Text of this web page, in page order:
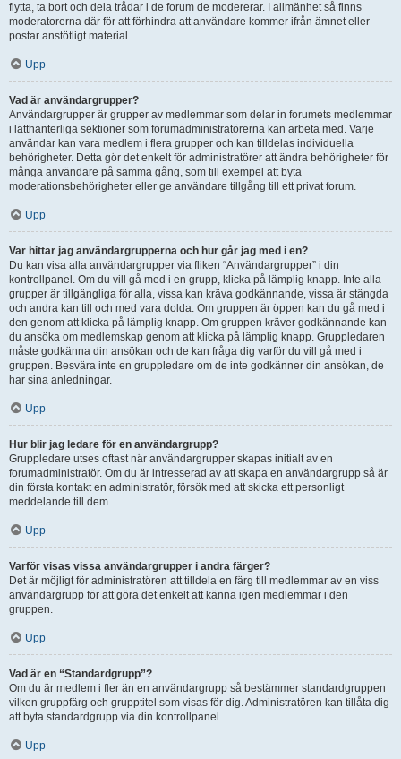
flytta, ta bort och dela trådar i de forum de modererar. I allmänhet så finns
moderatorerna där för att förhindra att användare kommer ifrån ämnet eller
postar anstötligt material.
Upp
Vad är användargrupper?
Användargrupper är grupper av medlemmar som delar in forumets medlemmar
i lätthanterliga sektioner som forumadministratörerna kan arbeta med. Varje
användar kan vara medlem i flera grupper och kan tilldelas individuella
behörigheter. Detta gör det enkelt för administratörer att ändra behörigheter för
många användare på samma gång, som till exempel att byta
moderationsbehörigheter eller ge användare tillgång till ett privat forum.
Upp
Var hittar jag användargrupperna och hur går jag med i en?
Du kan visa alla användargrupper via fliken “Användargrupper” i din
kontrollpanel. Om du vill gå med i en grupp, klicka på lämplig knapp. Inte alla
grupper är tillgängliga för alla, vissa kan kräva godkännande, vissa är stängda
och andra kan till och med vara dolda. Om gruppen är öppen kan du gå med i
den genom att klicka på lämplig knapp. Om gruppen kräver godkännande kan
du ansöka om medlemskap genom att klicka på lämplig knapp. Gruppledaren
måste godkänna din ansökan och de kan fråga dig varför du vill gå med i
gruppen. Besvära inte en gruppledare om de inte godkänner din ansökan, de
har sina anledningar.
Upp
Hur blir jag ledare för en användargrupp?
Gruppledare utses oftast när användargrupper skapas initialt av en
forumadministratör. Om du är intresserad av att skapa en användargrupp så är
din första kontakt en administratör, försök med att skicka ett personligt
meddelande till dem.
Upp
Varför visas vissa användargrupper i andra färger?
Det är möjligt för administratören att tilldela en färg till medlemmar av en viss
användargrupp för att göra det enkelt att känna igen medlemmar i den
gruppen.
Upp
Vad är en “Standardgrupp”?
Om du är medlem i fler än en användargrupp så bestämmer standardgruppen
vilken gruppfärg och grupptitel som visas för dig. Administratören kan tillåta dig
att byta standardgrupp via din kontrollpanel.
Upp